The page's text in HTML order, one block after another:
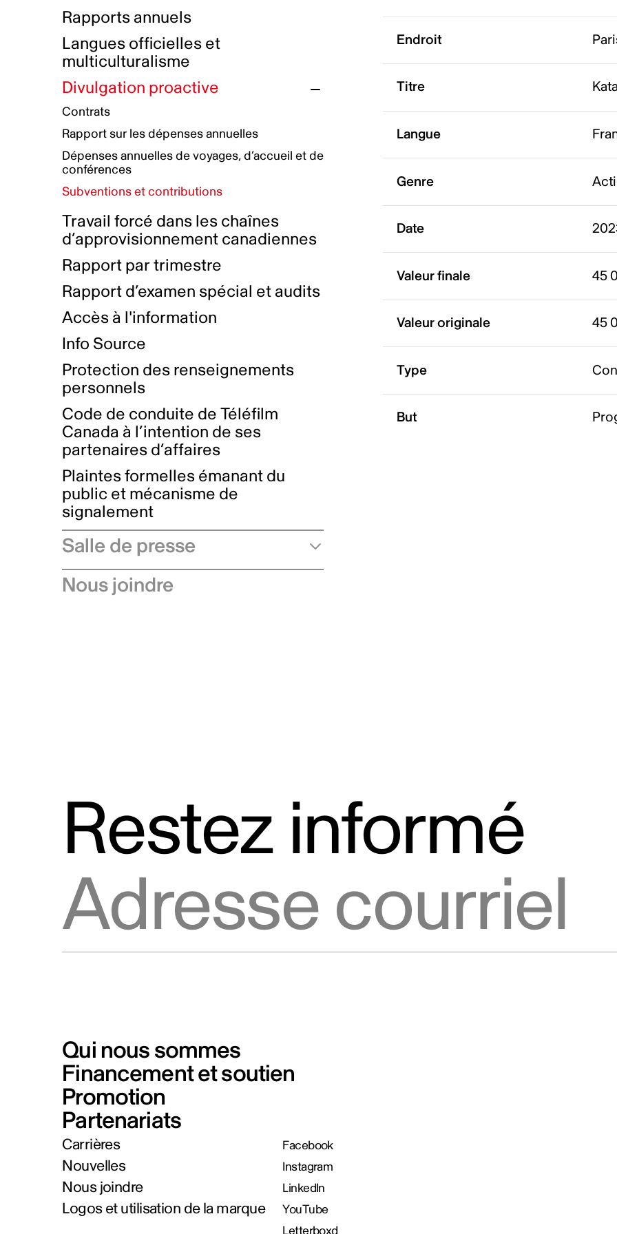
Initiatives autochtones
Plan de réconciliation autochtone
Groupe de travail autochtone
Principes directeurs sur le
harcèlement
Plan d’action pour la parité
Plan d'équité, de diversité,
d'inclusion et d'accessibilité
Boîte à outils pour le récit authentique
Collecte de données et l’auto-identification
Plan d'accessibilité
Rémunération et avantages
Prix et certifications
Nos valeurs d’entreprise
Rapports annuels
Langues officielles et
multiculturalisme
Divulgation proactive
Contrats
Rapport sur les dépenses annuelles
Dépenses annuelles de voyages, d’accueil et de
conférences
Subventions et contributions
Travail forcé dans les chaînes
d’approvisionnement canadiennes
Rapport par trimestre
Rapport d’examen spécial et audits
Accès à l'information
Info Source
Protection des renseignements
personnels
Code de conduite de Téléfilm
Canada à l’intention de ses
partenaires d’affaires
Plaintes formelles émanant du
public et mécanisme de
signalement
Salle de presse
Communiqués de presse
Nous joindre
Endroit
Titre
Langue
Genre
Date
Valeur finale 45
Valeur originale 45
Type
But
Restez informé
Qui nous sommes
Financement et soutien
Promotion
Partenariats
Carrières
Nouvelles
Nous joindre
Logos et utilisation de la marque
Facebook
Instagram
LinkedIn
YouTube
Letterboxd